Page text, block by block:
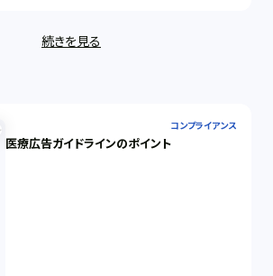
続きを見る
コンプライアンス
医療広告ガイドラインのポイント